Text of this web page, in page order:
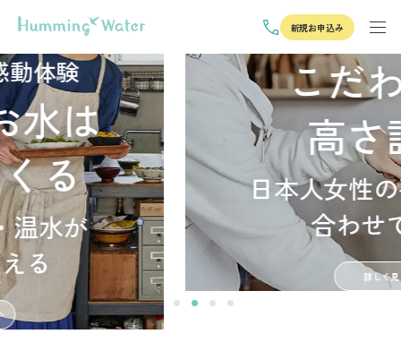
新規お申込み
こだわりの
高さ設計
日本人女性の平均身長に
合わせて設計